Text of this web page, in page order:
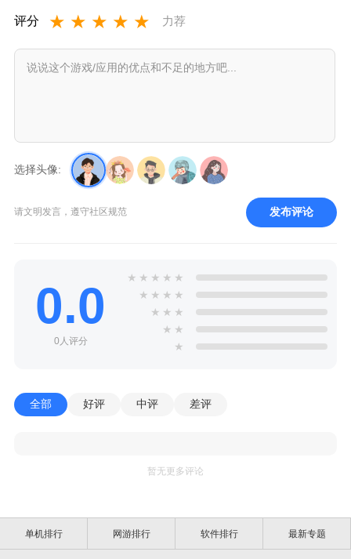
评分 ★ ★ ★ ★ ★ 力荐
选择头像:
请文明发言，遵守社区规范 发布评论
0.0
0人评分
★ ★ ★ ★ ★
★ ★ ★ ★
★ ★ ★
★ ★
★
全部 好评 中评 差评
暂无更多评论
单机排行 网游排行 软件排行 最新专题